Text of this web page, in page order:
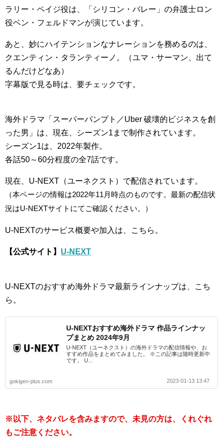
ラリー・ペイジ役は、「シリコン・バレー」の弁護士ロン
役ベン・フェルドマンが演じています。
あと、妙にハイテンションなナレーションを務めるのは、
クエンティン・タランティーノ。（ユマ・サーマン、出て
るんだけどなあ）
字幕版で見る時は、要チェックです。
海外ドラマ「スーパーパンプト／Uber 破壊的ビジネスを創
った男」は、現在、シーズン1まで制作されています。
シーズン1は、2022年製作。
各話50～60分程度の全7話です。
現在、U-NEXT（ユーネクスト）で配信されています。
（本ページの情報は2022年11月時点のものです。最新の配信状
況はU-NEXTサイトにてご確認ください。）
U-NEXTのサービス概要や加入は、こちら。
【公式サイト】 U-NEXT
U-NEXTのおすすめ海外ドラマ最新ラインナップは、こち
ら。
U-NEXTおすすめ海外ドラマ 作品ラインナッ
プまとめ 2024年9月
U-NEXT（ユーネクスト）の海外ドラマの配信情報や、お
すすめ作品をまとめてみました。 ※この記事は随時更新中
です。 U...
gokigen-plus.com 2023-01-13 13:47
※以下、ネタバレを含みますので、未見の方は、くれぐれ
もご注意ください。